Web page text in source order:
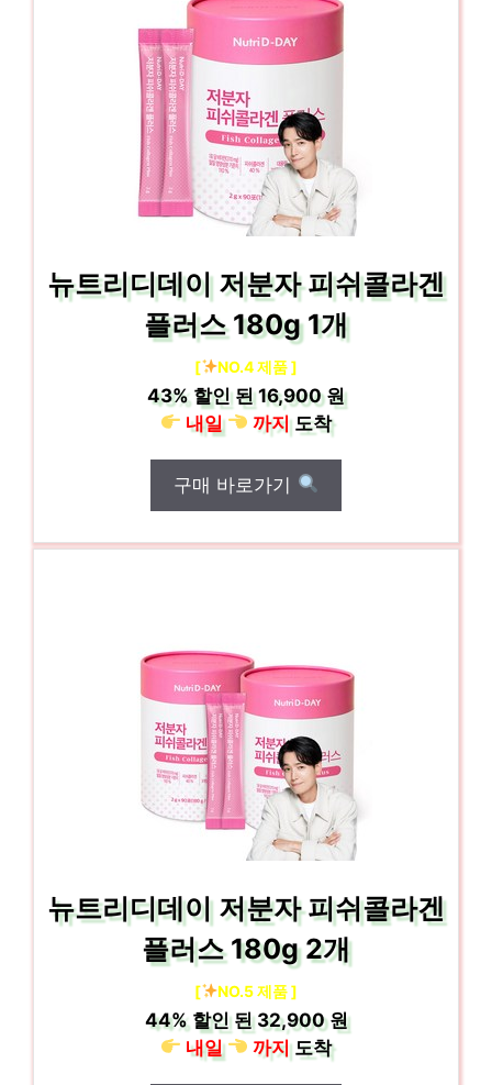
뉴트리디데이 저분자 피쉬콜라겐
플러스 180g 1개
[ NO.4 제품 ]
43% 할인 된16,900 원
내일
까지도착
구매 바로가기
뉴트리디데이 저분자 피쉬콜라겐
플러스 180g 2개
[ NO.5 제품 ]
44%할인 된32,900 원
내일
까지도착